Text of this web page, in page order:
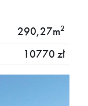
290,27m2
10770 zł